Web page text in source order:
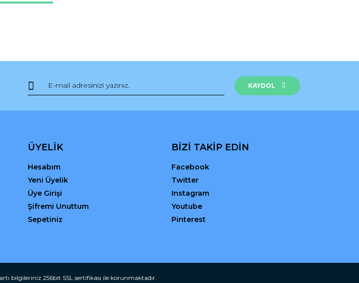
KAYDOL
ÜYELİK
Hesabım
Yeni Üyelik
Üye Girişi
Şifremi Unuttum
Sepetiniz
BİZİ TAKİP EDİN
Facebook
Twitter
Instagram
Youtube
Pinterest
bilgileriniz 256bit SSL sertifikası ile korunmaktadır.